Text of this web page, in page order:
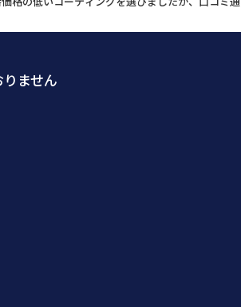
書きたくなるほど感動しました。
ません